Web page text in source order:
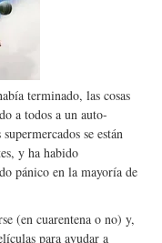
terminado, las cosas
a todos a un auto-
se están
y ha habido
pánico en la mayoría de
(en cuarentena o no) y,
para ayudar a